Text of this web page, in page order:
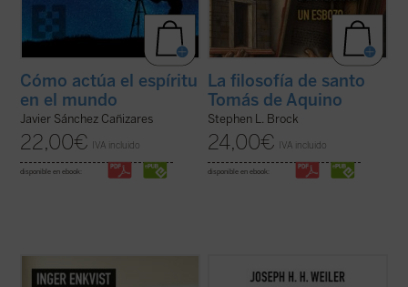
Cómo actúa el espíritu
en el mundo
Javier Sánchez Cañizares
22,00€ IVA incluido
disponible en ebook:
La filosofía de santo
Tomás de Aquino
Stephen L. Brock
24,00€ IVA incluido
disponible en ebook:
En esta nueva edición deLa buena y la mala
educación, Inger Enkvist revisa, corrige,
más que un decorado para bodas